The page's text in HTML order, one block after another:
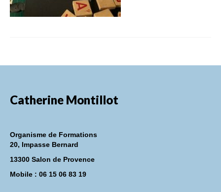
Catherine Montillot
Organisme de Formations
20, Impasse Bernard
13300 Salon de Provence
Mobile : 06 15 06 83 19